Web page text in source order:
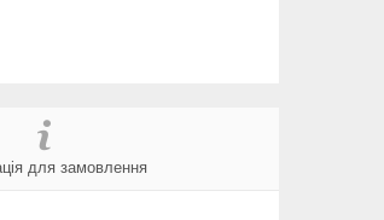
для замовлення